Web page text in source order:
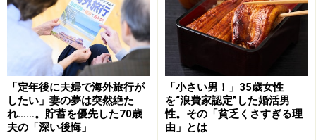
「とりあえず同僚に、この人どういう人だっけと聞いた
ら、彼女は前に部署が同じだったことがあるらしくて、
『超秀才、くそまじめ。仕事はできるけど独創性はない
な』と端的に教えてくれました。彼がどうかしたのと言
われて、実は手紙をもらったんだけどと話しました。そ
のときは手紙は見せていません。彼のプライバシーとプ
ライドに配慮したんです」
「定年後に夫婦で海外旅行が
したい」妻の夢は突然絶た
れ……。貯蓄を優先した70歳
夫の「深い後悔」
「小さい男！」35歳女性
を“浪費家認定”した婚活男
性。その「貧乏くさすぎる理
由」とは